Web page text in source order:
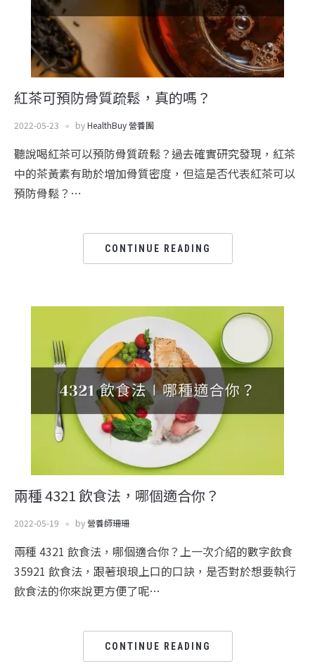
紅茶可預防骨質疏鬆，真的嗎？
2022-05-23 byHealthBuy 營養團
聽說喝紅茶可以預防骨質疏鬆？過去確實研究發現，紅茶
中的茶黃素有助於增加骨質密度，但這是否代表紅茶可以
預防骨鬆？…
CONTINUE READING
兩種 4321 飲食法，哪個適合你？
2022-05-19 by營養師珊珊
兩種 4321 飲食法，哪個適合你？上一次介紹的數字飲食
35921 飲食法，跟著琅琅上口的口訣，是否對於想要執行
飲食法的你來說更方便了呢…
CONTINUE READING